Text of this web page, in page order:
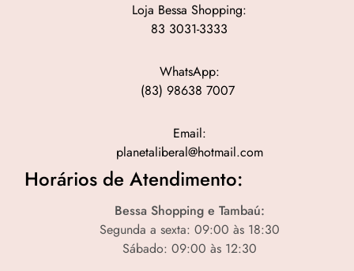
Loja Bessa Shopping:
83 3031-3333
WhatsApp:
(83) 98638 7007
Email:
planetaliberal@hotmail.com
Horários de Atendimento:
Bessa Shopping e Tambaú:
Segunda a sexta: 09:00 às 18:30
Sábado: 09:00 às 12:30